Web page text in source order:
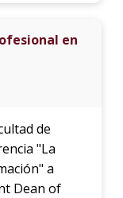
en
de
"La
a
Dean of